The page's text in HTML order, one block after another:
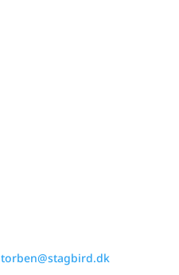
torben@stagbird.dk